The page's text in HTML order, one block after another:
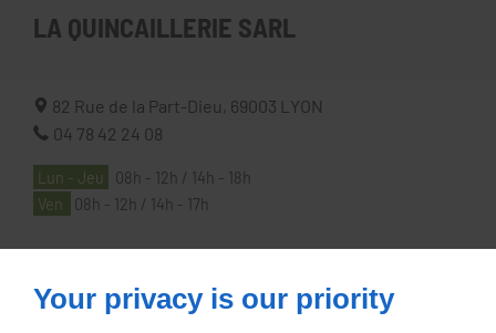
LA QUINCAILLERIE SARL
82 Rue de la Part-Dieu, 69003
LYON
04 78 42 24 08
Lun - Jeu
08h - 12h / 14h - 18h
Ven
08h - 12h / 14h - 17h
À PROPOS
Your privacy is our priority